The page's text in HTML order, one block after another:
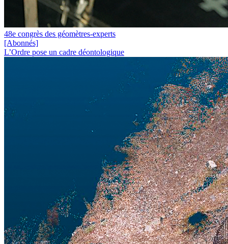
48e congrès des géomètres-experts
[Abonnés]
L’Ordre pose un cadre déontologique